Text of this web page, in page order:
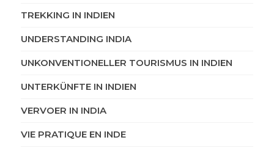
TREKKING IN INDIEN
UNDERSTANDING INDIA
UNKONVENTIONELLER TOURISMUS IN INDIEN
UNTERKÜNFTE IN INDIEN
VERVOER IN INDIA
VIE PRATIQUE EN INDE